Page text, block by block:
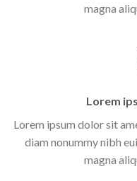
magna
Lorem
Lorem ipsum dolor sit
diam nonummy nibh
magna